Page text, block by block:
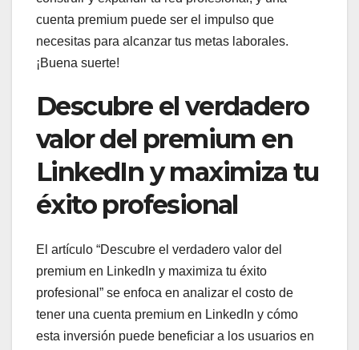
cuenta premium puede ser el impulso que
necesitas para alcanzar tus metas laborales.
¡Buena suerte!
Descubre el verdadero
valor del premium en
LinkedIn y maximiza tu
éxito profesional
El artículo “Descubre el verdadero valor del
premium en LinkedIn y maximiza tu éxito
profesional” se enfoca en analizar el costo de
tener una cuenta premium en LinkedIn y cómo
esta inversión puede beneficiar a los usuarios en